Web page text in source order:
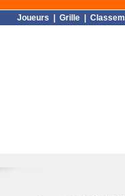
Joueurs Grille|